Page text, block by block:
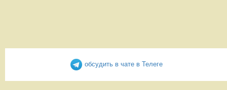
обсудить в чате в Телеге